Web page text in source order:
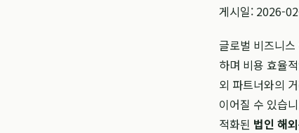
게시일: 2026-
글로벌 비즈니
하며 비용 효율
외 파트너와의
이어질 수 있습
적화된 법인 해